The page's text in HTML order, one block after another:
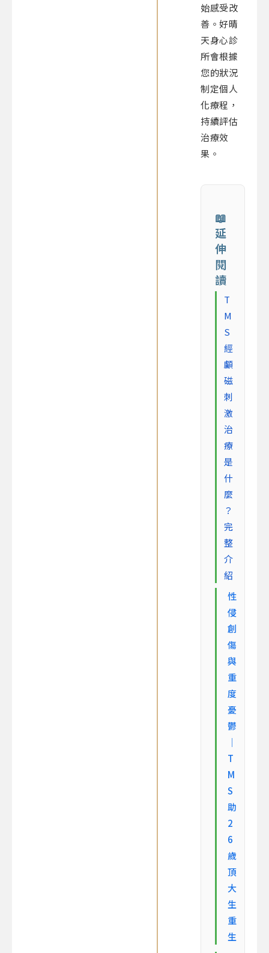
始感受改
善。好晴
天身心診
所會根據
您的狀況
制定個人
化療程，
持續評估
治療效
果。
📖
延
伸
閱
讀
T
M
S
經
顱
磁
刺
激
治
療
是
什
麼
？
完
整
介
紹
性
侵
創
傷
與
重
度
憂
鬱
｜
T
M
S
助
2
6
歲
頂
大
生
重
生